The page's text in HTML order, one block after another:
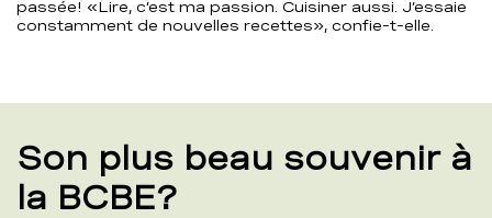
passée! «Lire, c’est ma passion. Cuisiner aussi. J’essaie
constamment de nouvelles recettes», confie-t-elle.
Son plus beau souvenir à
la BCBE?